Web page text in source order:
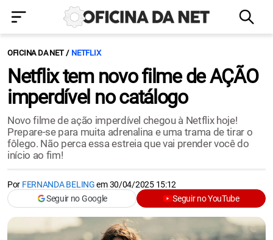
OFICINA DA NET NETFLIX
Netflix tem novo filme de AÇÃO
imperdível no catálogo
Novo filme de ação imperdível chegou à Netflix hoje!
Prepare-se para muita adrenalina e uma trama de tirar o
fôlego. Não perca essa estreia que vai prender você do
início ao fim!
Por FERNANDA BELINGem30/04/2025 15:12
Seguir no Google
Seguir no YouTube